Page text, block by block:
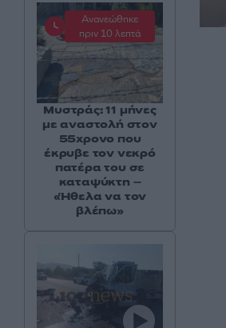
Ανανεώθηκε
πριν 10 λεπτά
Μυστράς: 11 μήνες
με αναστολή στον
55χρονο που
έκρυβε τον νεκρό
πατέρα του σε
καταψύκτη –
«Ήθελα να τον
βλέπω»